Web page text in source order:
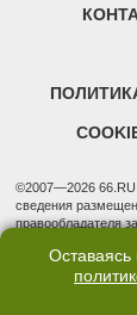
©2007—2026
сведения
правообладателя
надзору в сфере
(Роскомнадзор).
Учредитель:
Оставаясь